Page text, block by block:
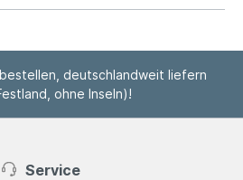
deutschlandweit liefern
ohne Inseln)!
Service